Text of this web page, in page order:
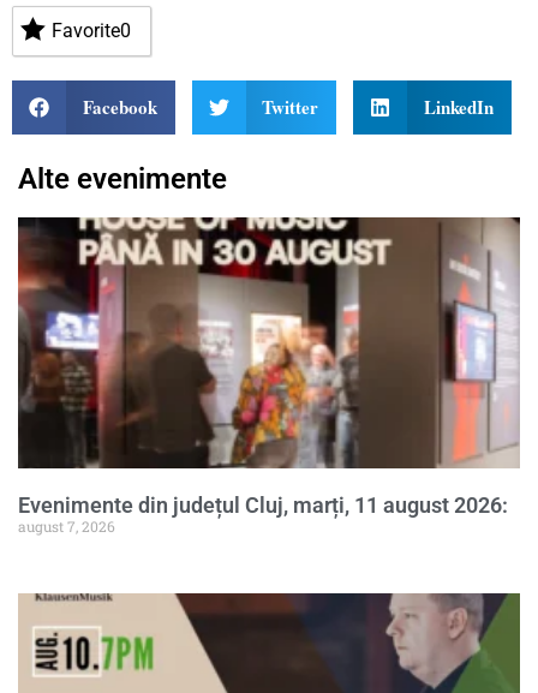
Favorite0
Facebook Twitter LinkedIn
Alte evenimente
Evenimente din județul Cluj, marți, 11 august 2026:
august 7, 2026